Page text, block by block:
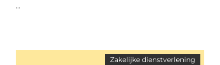
...
Zakelijke dienstverlening